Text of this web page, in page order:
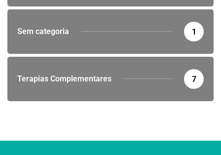
Sem categoria 1
Terapias Complementares 7